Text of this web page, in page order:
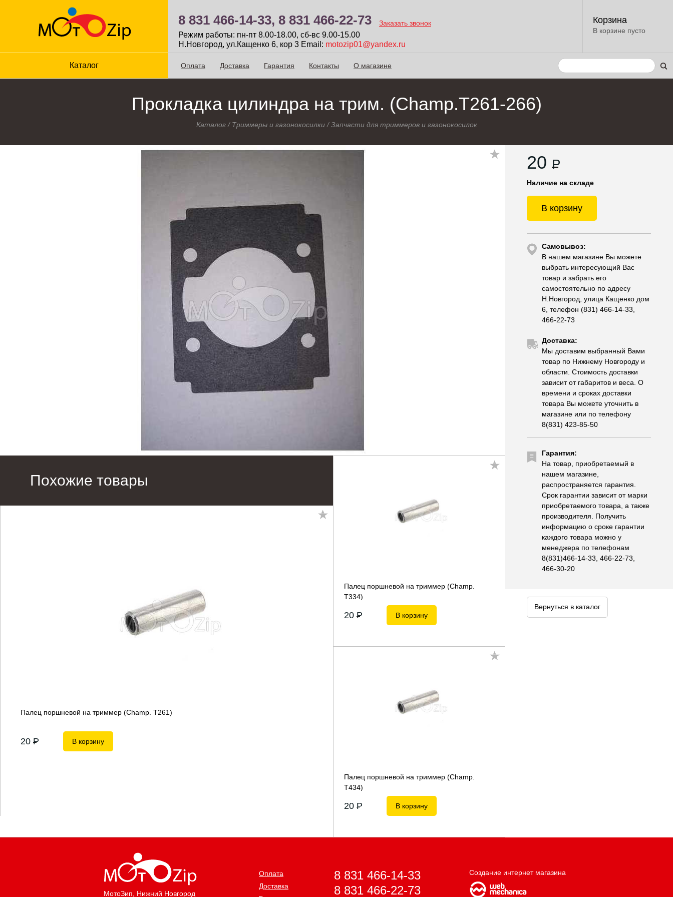
8 831 466-14-33, 8 831 466-22-73 Заказать звонок
Режим работы: пн-пт 8.00-18.00, сб-вc 9.00-15.00
Н.Новгород, ул.Кащенко 6, кор 3 Email: motozip01@yandex.ru
Корзина
В корзине пусто
Каталог Оплата Доставка Гарантия Контакты О магазине
Прокладка цилиндра на трим. (Champ.T261-266)
Каталог/ Триммеры и газонокосилки/Запчасти для триммеров и газонокосилок
20 P
Наличие на складе
В корзину
Самовывоз:
В нашем магазине Вы можете
выбрать интересующий Вас
товар и забрать его
самостоятельно по адресу
Н.Новгород, улица Кащенко дом
6, телефон (831) 466-14-33,
466-22-73
Доставка:
Мы доставим выбранный Вами
товар по Нижнему Новгороду и
области. Стоимость доставки
зависит от габаритов и веса. О
времени и сроках доставки
товара Вы можете уточнить в
магазине или по телефону
8(831) 423-85-50
Гарантия:
На товар, приобретаемый в
нашем магазине,
распространяется гарантия.
Срок гарантии зависит от марки
приобретаемого товара, а также
производителя. Получить
информацию о сроке гарантии
каждого товара можно у
менеджера по телефонам
8(831)466-14-33, 466-22-73,
466-30-20
Вернуться в каталог
Похожие товары
Палец поршневой на триммер (Champ. Т261)
20 P В корзину
Палец поршневой на триммер (Champ.
Т334)
20 P В корзину
Палец поршневой на триммер (Champ.
Т434)
20 P В корзину
МотоЗип , Нижний Новгород
Оплата
Доставка
8 831 466-14-33
8 831 466-22-73
Создание интернет магазина